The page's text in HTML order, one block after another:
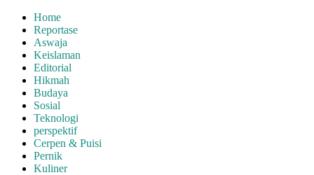
Home
Reportase
Aswaja
Keislaman
Editorial
Hikmah
Budaya
Sosial
Teknologi
perspektif
Cerpen & Puisi
Pernik
Kuliner